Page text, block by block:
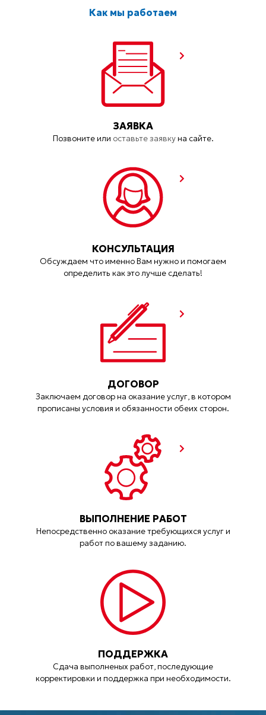
Как мы работаем
ЗАЯВКА
Позвоните или оставьте заявкуна сайте.
КОНСУЛЬТАЦИЯ
Обсуждаем что именно Вам нужно и помогаем
определить как это лучше сделать!
ДОГОВОР
Заключаем договор на оказание услуг, в котором
прописаны условия и обязанности обеих сторон.
ВЫПОЛНЕНИЕ РАБОТ
Непосредственно оказание требующихся услуг и
работ по вашему заданию.
ПОДДЕРЖКА
Сдача выполненых работ, последующие
корректировки и поддержка при необходимости.